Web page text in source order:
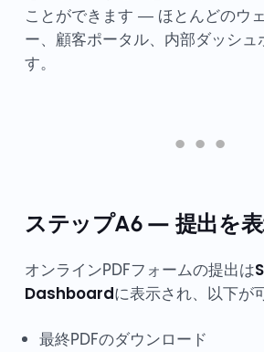
ことができます — ほとんどのウ
ー、顧客ポータル、内部ダッシュ
す。
ステップA6 — 提出を
オンラインPDFフォームの提出は
Dashboardに表示され、以下が
最終PDFのダウンロード